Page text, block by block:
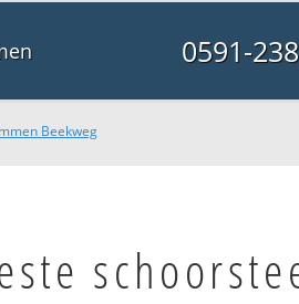
0591-
Beekweg